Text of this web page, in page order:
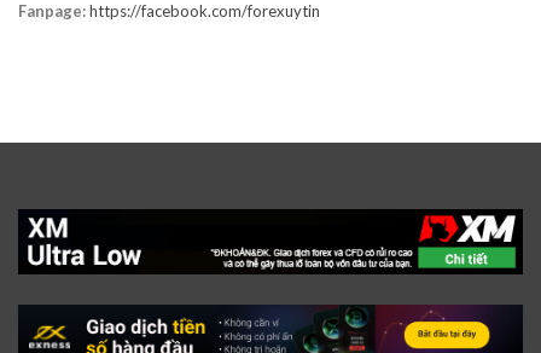
Fanpage:https://facebook.com/forexuytin